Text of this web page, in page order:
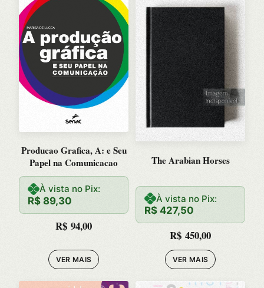
Producao Grafica, A: e Seu
Papel na Comunicacao
À vista no Pix:
R$ 89,30
R$ 94,00
VER MAIS
The Arabian Horses
À vista no Pix:
R$ 427,50
R$ 450,00
VER MAIS